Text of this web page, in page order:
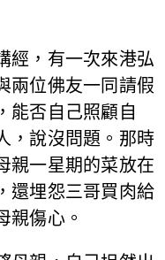
經，有一次來港弘
兩位佛友一同請假
能否自己照顧自
，說沒問題。那時
親一星期的菜放在
還埋怨三哥買肉給
親傷心。